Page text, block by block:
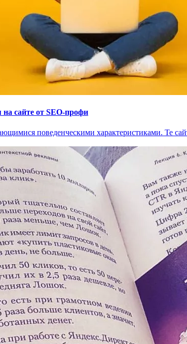
сайте от SEO-профи
поведенческими характеристиками. Те